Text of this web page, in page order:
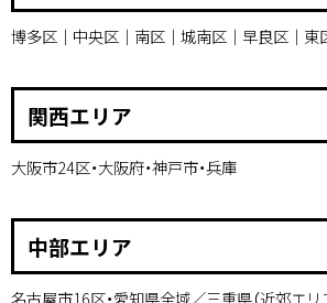
博多区｜中央区｜南区｜城南区｜早良区｜東
関西エリア
大阪市24区・大阪府・神戸市・兵庫
中部エリア
名古屋市16区・愛知県全域／三重県（近郊エリ